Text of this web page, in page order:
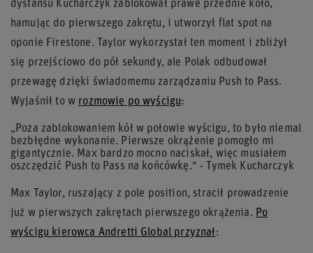
dystansu Kucharczyk zablokował prawe przednie koło,
hamując do pierwszego zakrętu, i utworzył flat spot na
oponie Firestone. Taylor wykorzystał ten moment i zbliżył
się przejściowo do pół sekundy, ale Polak odbudował
przewagę dzięki świadomemu zarządzaniu Push to Pass.
Wyjaśnił to w rozmowie po wyścigu:
„Poza zablokowaniem kół w połowie wyścigu, to było niemal
bezbłędne wykonanie. Pierwsze okrążenie pomogło mi
gigantycznie. Max bardzo mocno naciskał, więc musiałem
oszczędzić Push to Pass na końcówkę." - Tymek Kucharczyk
Max Taylor, ruszający z pole position, stracił prowadzenie
już w pierwszych zakrętach pierwszego okrążenia. Po
wyścigu kierowca Andretti Global przyznał: